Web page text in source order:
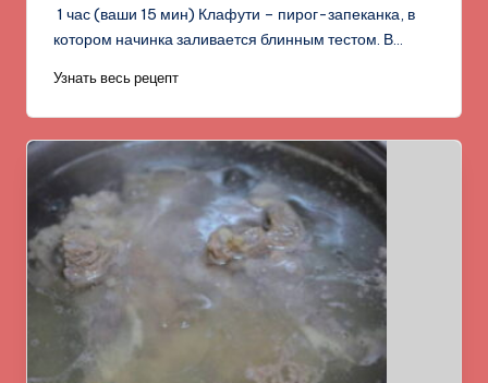
1 час (ваши 15 мин) Клафути – пирог-запеканка, в
котором начинка заливается блинным тестом. В…
Узнать весь рецепт